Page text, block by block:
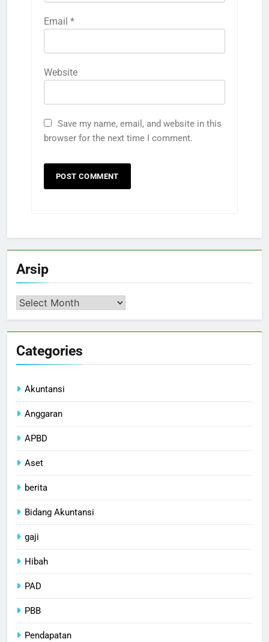
Email *
Website
Save my name, email, and website in this
browser for the next time I comment.
Arsip
Arsip
Categories
Akuntansi
Anggaran
APBD
Aset
berita
Bidang Akuntansi
gaji
Hibah
PAD
PBB
Pendapatan